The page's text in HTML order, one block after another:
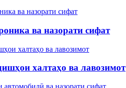
ва назорати сифат
халтаҳо ва лавозимот